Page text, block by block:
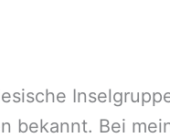
bekannt. Bei